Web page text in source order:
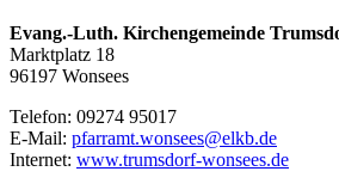
Evang.-Luth. Kirchengemeinde
Marktplatz 18
96197 Wonsees
Telefon: 09274 95017
E-Mail: pfarramt.wonsees@elkb.de
Internet: www.trumsdorf-wonsees.de